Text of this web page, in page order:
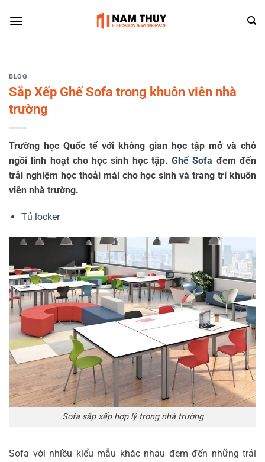
BLOG
Sắp Xếp Ghế Sofa trong khuôn viên nhà
trường
Trường học Quốc tế với không gian học tập mở và chỗ
ngồi linh hoạt cho học sinh học tập.Ghế Sofa đem đến
trải nghiệm học thoải mái cho học sinh và trang trí khuôn
viên nhà trường.
Tủ locker
Sofa sắp xếp hợp lý trong nhà trường
Sofa với nhiều kiểu mẫu khác nhau đem đến những trải